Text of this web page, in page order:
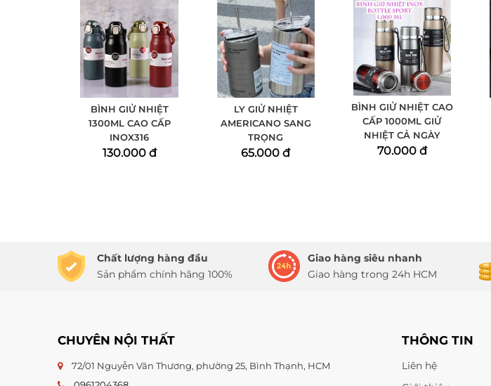
BÌNH GIỬ NHIỆT
1300ML CAO CẤP
INOX316
130.000 đ
LY GIỬ NHIỆT
AMERICANO SANG
TRỌNG
65.000 đ
BÌNH GIỬ NHIỆT CAO
CẤP 1000ML GIỬ
NHIỆT CẢ NGÀY
70.000 đ
Chất lượng hàng đầu
Sản phẩm chính hãng 100%
Giao hàng siêu nhanh
Giao hàng trong 24h HCM
CHUYÊN NỘI THẤT
72/01 Nguyễn Văn Thương, phường 25, Bình Thạnh, HCM
THÔNG TIN
Liên hệ